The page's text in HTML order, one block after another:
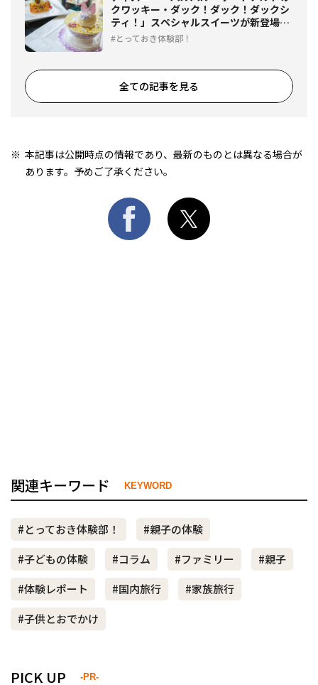
クワッキー・ダック！ダック！ダックシ
ティ！」スペシャルスイーツが新登場♡
体験部親子レポ
とっておき体験部！
全ての記事を見る
本記事は公開時点の情報であり、最新のものとは異なる場合が
あります。予めご了承ください。
関連キーワード KEYWORD
#とっておき体験部！
#親子の体験
#子どもの体験
#コラム #ファミリー
#親子
#体験レポート
#国内旅行
#家族旅行
#子供とおでかけ
PICK UP -PR-